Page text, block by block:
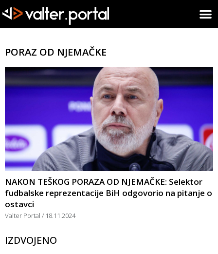
PORAZ OD NJEMAČKE
NAKON TEŠKOG PORAZA OD NJEMAČKE: Selektor
fudbalske reprezentacije BiH odgovorio na pitanje o
ostavci
Valter Portal 18.11.2024
IZDVOJENO